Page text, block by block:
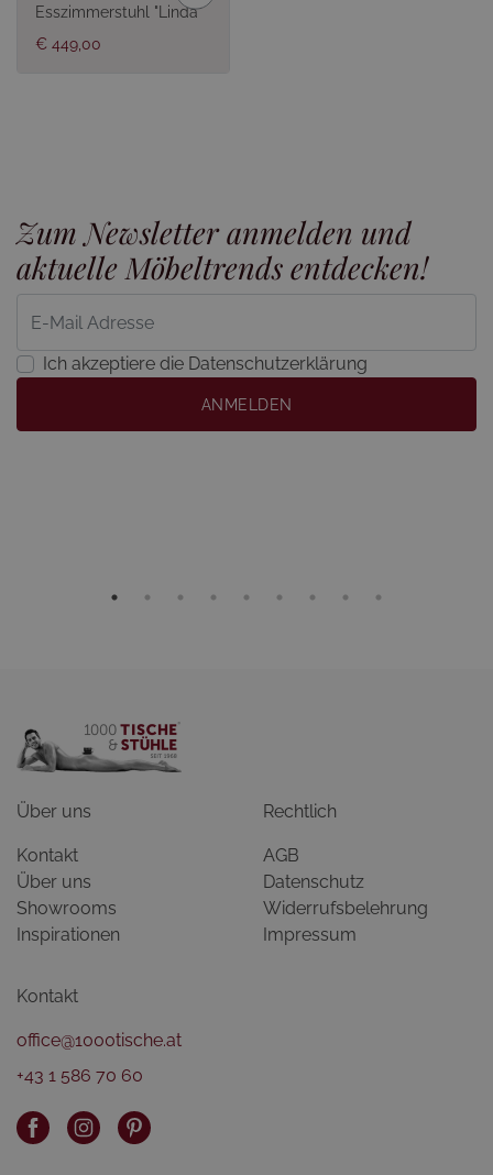
Esszimmerstuhl "Linda"
€ 449,00
Zum Newsletter anmelden und
aktuelle Möbeltrends entdecken!
Ich akzeptiere die Datenschutzerklärung
ANMELDEN
Über uns
Kontakt
Über uns
Showrooms
Inspirationen
Rechtlich
AGB
Datenschutz
Widerrufsbelehrung
Impressum
Kontakt
office@1000tische.at
+43 1 586 70 60